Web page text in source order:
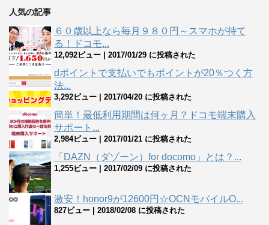
人気の記事
６０歳以上なら毎月９８０円～スマホが持て
る！ドコモ...
12,092ビュー | 2017/01/29 に投稿された
dポイントで支払いでもポイントが20％つく方
法...
3,292ビュー | 2017/04/20 に投稿された
簡単！最低利用期間は何ヶ月？ドコモ端末購入
サポート...
2,984ビュー | 2017/01/21 に投稿された
「DAZN（ダゾーン）for docomo」とは？...
1,255ビュー | 2017/02/09 に投稿された
激安！honor9が12600円☆OCNモバイルO...
827ビュー | 2018/02/08 に投稿された